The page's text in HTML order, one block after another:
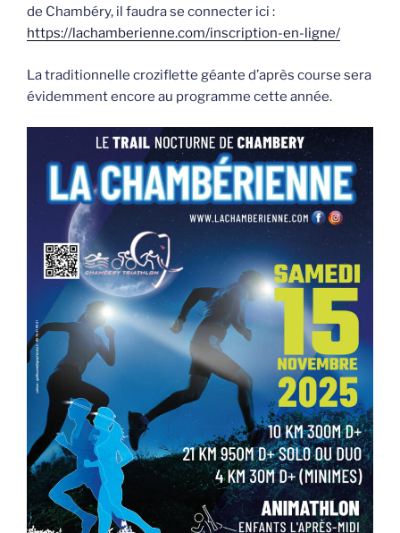
de Chambéry, il faudra se connecter ici :
https://lachamberienne.com/inscription-en-ligne/
La traditionnelle croziflette géante d’après course sera
évidemment encore au programme cette année.